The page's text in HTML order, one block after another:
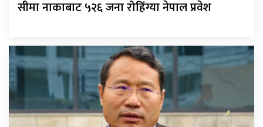
सीमा नाकाबाट ५२६ जना रोहिंग्या नेपाल प्रवेश